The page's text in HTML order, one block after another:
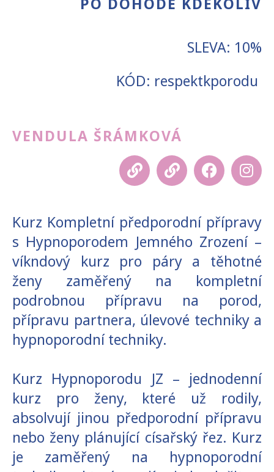
SLEVA: 10%
KÓD: respektkporodu
VENDULA ŠRÁMKOVÁ
Kurz Kompletní předporodní přípravy
s Hypnoporodem Jemného Zrození –
víkndový kurz pro páry a těhotné
ženy zaměřený na kompletní
podrobnou přípravu na porod,
přípravu partnera, úlevové techniky a
hypnoporodní techniky.
Kurz Hypnoporodu JZ – jednodenní
kurz pro ženy, které už rodily,
absolvují jinou předporodní přípravu
nebo ženy plánující císařský řez. Kurz
je zaměřený na hypnoporodní